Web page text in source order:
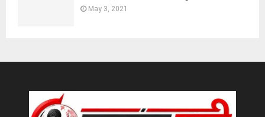
May 3, 2021